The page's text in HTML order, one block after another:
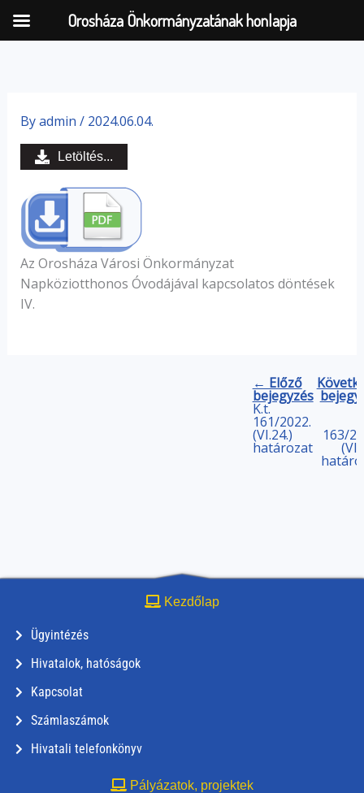
content
Byadmin / 2024.06.04.
Az Orosháza Városi Önkormányzat
Napköziotthonos Óvodájával kapcsolatos döntések
IV.
Letöltés...
← Előző
bejegyzés
K.t.
161/2022.
(VI.24.)
határozat
163/
Kezdőlap
Ügyintézés
Hivatalok, hatóságok
Kapcsolat
Számlaszámok
Hivatali telefonkönyv
Pályázatok, projektek
Orosháza Önkormányzatának honlapja